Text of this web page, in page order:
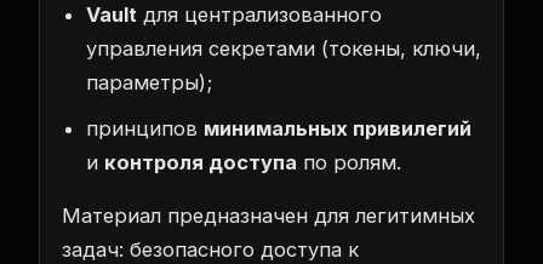
Vault для централизованного
управления секретами (токены, ключи,
параметры);
принципов минимальных привилегий
и контроля доступа по ролям.
Материал предназначен для легитимных
задач: безопасного доступа к